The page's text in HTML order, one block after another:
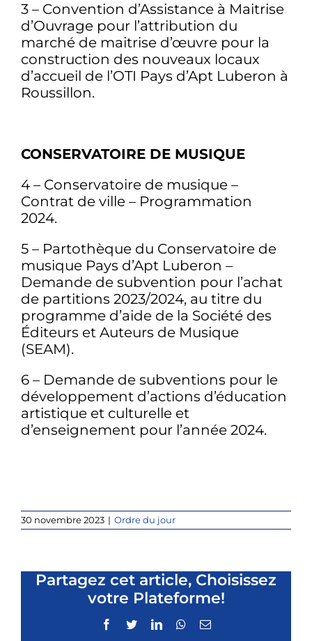
3 – Convention d’Assistance à Maitrise
d’Ouvrage pour l’attribution du
marché de maitrise d’œuvre pour la
construction des nouveaux locaux
d’accueil de l’OTI Pays d’Apt Luberon à
Roussillon.
CONSERVATOIRE DE MUSIQUE
4 – Conservatoire de musique –
Contrat de ville – Programmation
2024.
5 – Partothèque du Conservatoire de
musique Pays d’Apt Luberon –
Demande de subvention pour l’achat
de partitions 2023/2024, au titre du
programme d’aide de la Société des
Éditeurs et Auteurs de Musique
(SEAM).
6 – Demande de subventions pour le
développement d’actions d’éducation
artistique et culturelle et
d’enseignement pour l’année 2024.
30 novembre 2023 | Ordre du jour
Partagez cet article, Choisissez
votre Plateforme!
Facebook
TwitterLinkedInWhatsApp
Email